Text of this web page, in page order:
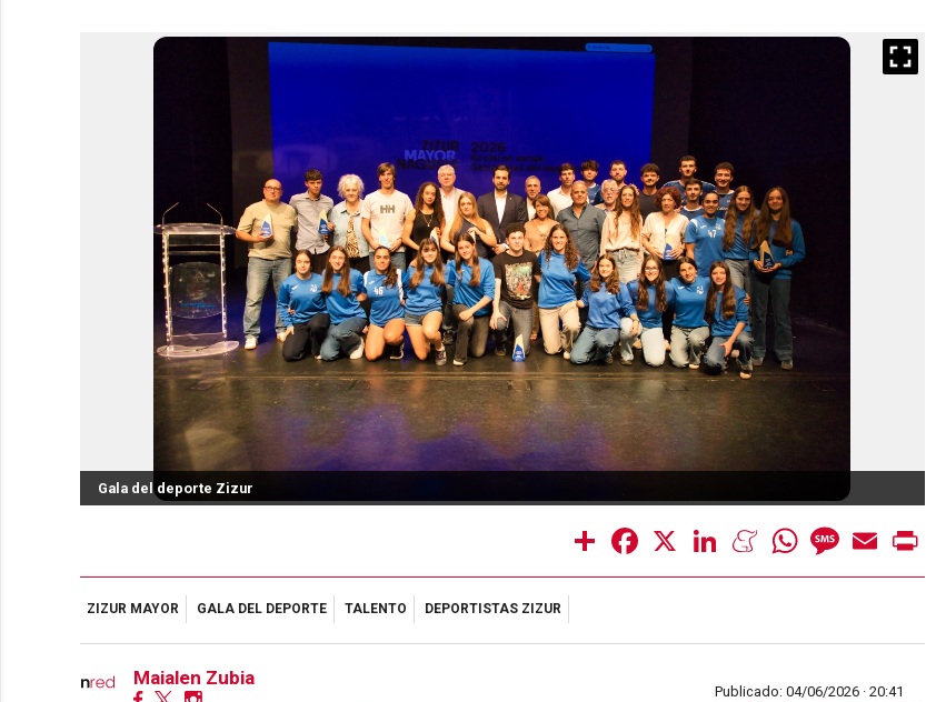
Gala del deporte Zizur
Share Facebook LinkedInMeneameWhatsAppMessage
Email
ZIZUR MAYOR GALA DEL DEPORTE TALENTO DEPORTISTAS ZIZUR
Maialen Zubia
Publicado: 04/06/2026 · 20:41